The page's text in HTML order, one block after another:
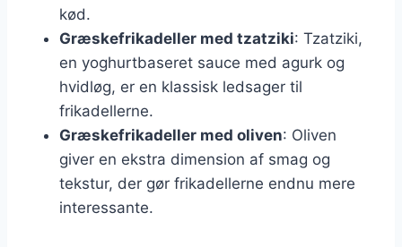
kød.
Græskefrikadeller med tzatziki: Tzatziki,
en yoghurtbaseret sauce med agurk og
hvidløg, er en klassisk ledsager til
frikadellerne.
Græskefrikadeller med oliven: Oliven
giver en ekstra dimension af smag og
tekstur, der gør frikadellerne endnu mere
interessante.